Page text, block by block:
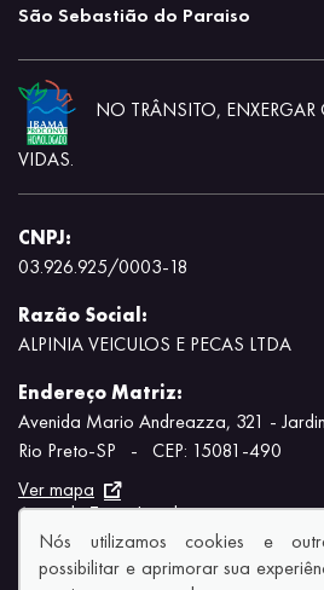
São Sebastião do Paraiso
NO TRÂNSITO, ENXERGAR
VIDAS.
CNPJ:
03.926.925/0003-18
Razão Social:
ALPINIA VEICULOS E PECAS LTDA
Endereço Matriz:
Avenida Mario Andreazza, 321 -
Rio Preto-SP
-
CEP: 15081-490
Ver mapa
Aviso de Texto Legal
Nós utilizamos cookies e
possibilitar e aprimorar sua